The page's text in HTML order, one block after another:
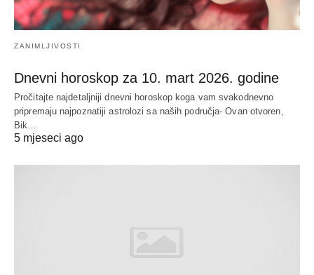
ZANIMLJIVOSTI
Dnevni horoskop za 10. mart 2026. godine
Pročitajte najdetaljniji dnevni horoskop koga vam svakodnevno
pripremaju najpoznatiji astrolozi sa naših područja- Ovan otvoren,
Bik…
5 mjeseci ago